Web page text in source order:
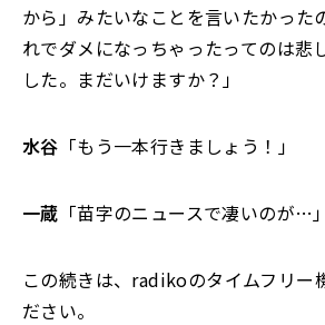
から」みたいなことを言いたかった
れでダメになっちゃったってのは悲
した。まだいけますか？」
水谷 「もう一本行きましょう！」
一蔵 「苗字のニュースで凄いのが…」
この続きは、radikoのタイムフリー
ださい。